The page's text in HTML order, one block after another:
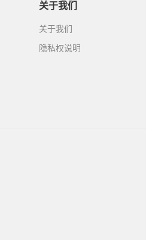
关于我们
关于我们
隐私权说明